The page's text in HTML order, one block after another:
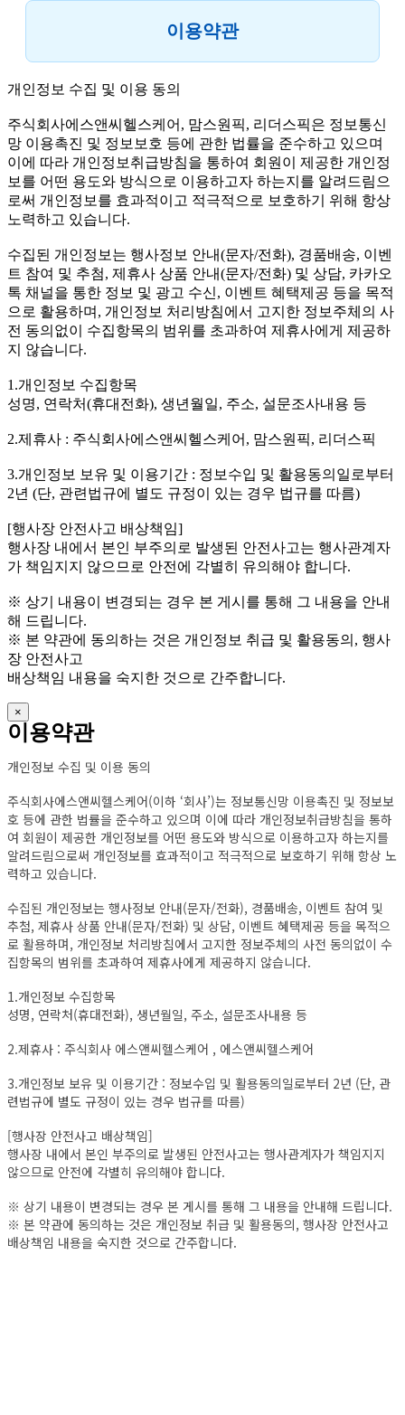
이용약관
개인정보 수집 및 이용 동의
주식회사에스앤씨헬스케어, 맘스원픽, 리더스픽은 정보통신
망 이용촉진 및 정보보호 등에 관한 법률을 준수하고 있으며
이에 따라 개인정보취급방침을 통하여 회원이 제공한 개인정
보를 어떤 용도와 방식으로 이용하고자 하는지를 알려드림으
로써 개인정보를 효과적이고 적극적으로 보호하기 위해 항상
노력하고 있습니다.
수집된 개인정보는 행사정보 안내(문자/전화), 경품배송, 이벤
트 참여 및 추첨, 제휴사 상품 안내(문자/전화) 및 상담, 카카오
톡 채널을 통한 정보 및 광고 수신, 이벤트 혜택제공 등을 목적
으로 활용하며, 개인정보 처리방침에서 고지한 정보주체의 사
전 동의없이 수집항목의 범위를 초과하여 제휴사에게 제공하
지 않습니다.
1.개인정보 수집항목
성명, 연락처(휴대전화), 생년월일, 주소, 설문조사내용 등
2.제휴사 : 주식회사에스앤씨헬스케어, 맘스원픽, 리더스픽
3.개인정보 보유 및 이용기간 : 정보수입 및 활용동의일로부터
2년 (단, 관련법규에 별도 규정이 있는 경우 법규를 따름)
[행사장 안전사고 배상책임]
행사장 내에서 본인 부주의로 발생된 안전사고는 행사관계자
가 책임지지 않으므로 안전에 각별히 유의해야 합니다.
※ 상기 내용이 변경되는 경우 본 게시를 통해 그 내용을 안내
해 드립니다.
※ 본 약관에 동의하는 것은 개인정보 취급 및 활용동의, 행사
장 안전사고
배상책임 내용을 숙지한 것으로 간주합니다.
×
이용약관
개인정보 수집 및 이용 동의
주식회사에스앤씨헬스케어(이하 ‘회사’)는 정보통신망 이용촉진 및 정보보
호 등에 관한 법률을 준수하고 있으며 이에 따라 개인정보취급방침을 통하
여 회원이 제공한 개인정보를 어떤 용도와 방식으로 이용하고자 하는지를
알려드림으로써 개인정보를 효과적이고 적극적으로 보호하기 위해 항상 노
력하고 있습니다.
수집된 개인정보는 행사정보 안내(문자/전화), 경품배송, 이벤트 참여 및
추첨, 제휴사 상품 안내(문자/전화) 및 상담, 이벤트 혜택제공 등을 목적으
로 활용하며, 개인정보 처리방침에서 고지한 정보주체의 사전 동의없이 수
집항목의 범위를 초과하여 제휴사에게 제공하지 않습니다.
1.개인정보 수집항목
성명, 연락처(휴대전화), 생년월일, 주소, 설문조사내용 등
2.제휴사 : 주식회사 에스앤씨헬스케어 , 에스앤씨헬스케어
3.개인정보 보유 및 이용기간 : 정보수입 및 활용동의일로부터 2년 (단, 관
련법규에 별도 규정이 있는 경우 법규를 따름)
[행사장 안전사고 배상책임]
행사장 내에서 본인 부주의로 발생된 안전사고는 행사관계자가 책임지지
않으므로 안전에 각별히 유의해야 합니다.
※ 상기 내용이 변경되는 경우 본 게시를 통해 그 내용을 안내해 드립니다.
※ 본 약관에 동의하는 것은 개인정보 취급 및 활용동의, 행사장 안전사고
배상책임 내용을 숙지한 것으로 간주합니다.